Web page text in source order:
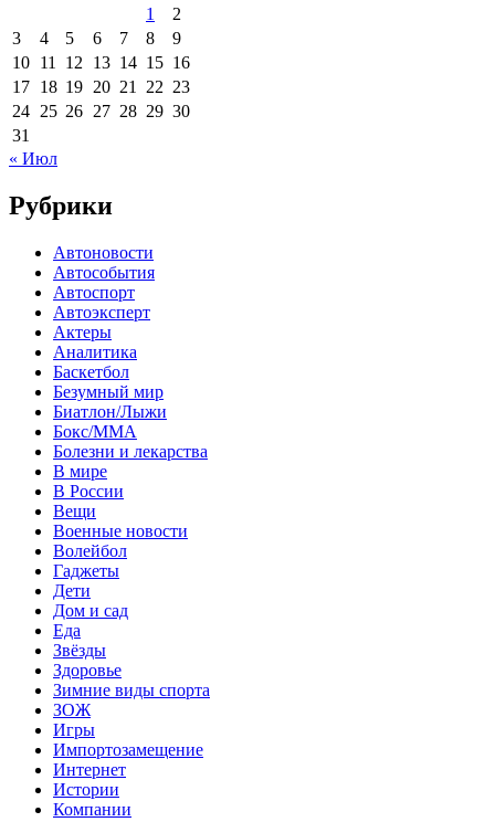
1
2
3
4 5 6 7 8
9
10 11 12 13 14 15 16
17 18 19 20 21 22 23
24 25 26 27 28 29 30
31
« Июл
Рубрики
Автоновости
Автособытия
Автоспорт
Автоэксперт
Актеры
Аналитика
Баскетбол
Безумный мир
Биатлон/Лыжи
Бокс/MMA
Болезни и лекарства
В мире
В России
Вещи
Военные новости
Волейбол
Гаджеты
Дети
Дом и сад
Еда
Звёзды
Здоровье
Зимние виды спорта
ЗОЖ
Игры
Импортозамещение
Интернет
Истории
Компании